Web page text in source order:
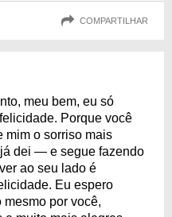
COMPARTILHAR
meu bem, eu só
Porque você
mim o sorriso mais
dei — e segue fazendo
ao seu lado é
Eu espero
mesmo por você,